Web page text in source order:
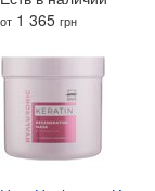
от 1 365 грн